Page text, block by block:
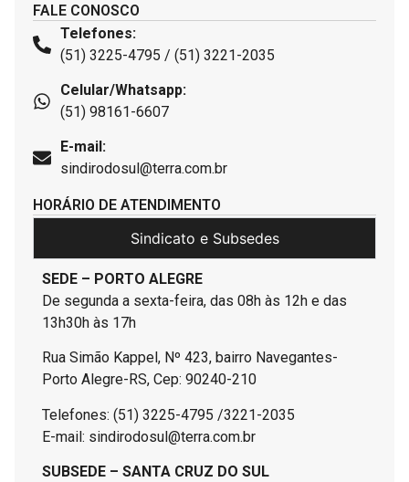
FALE CONOSCO
Telefones:
(51) 3225-4795 / (51) 3221-2035
Celular/Whatsapp:
(51) 98161-6607
E-mail:
sindirodosul@terra.com.br
HORÁRIO DE ATENDIMENTO
Sindicato e Subsedes
SEDE – PORTO ALEGRE
De segunda a sexta-feira, das 08h às 12h e das
13h30h às 17h
Rua Simão Kappel, Nº 423, bairro Navegantes-
Porto Alegre-RS, Cep: 90240-210
Telefones: (51) 3225-4795 /3221-2035
E-mail: sindirodosul@terra.com.br
SUBSEDE – SANTA CRUZ DO SUL